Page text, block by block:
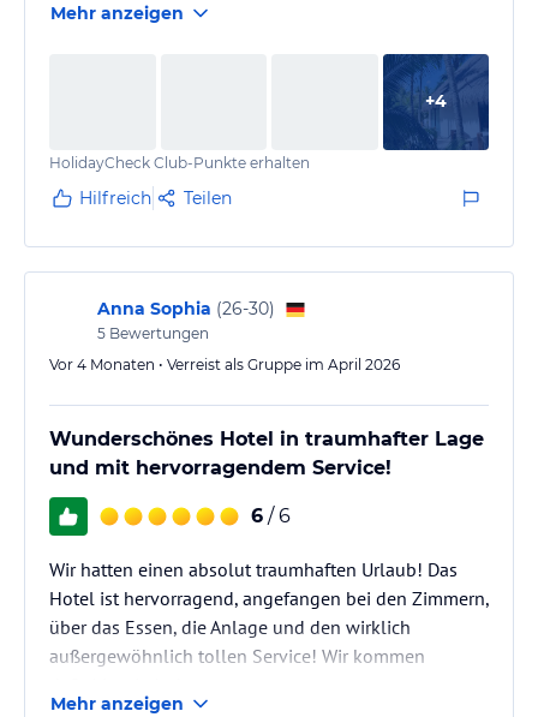
allerdings leider stark beschädigt und daher
Die Zimmer sind modern, sauber und alle mit
Meerblick – grundsätzlich sehr schön. Allerdings sind
sie spürbar feucht, was den Aufenthalt etwas
beeinträchtigt. Positiv sind auch die kleineren,
Mehr anzeigen
+4
HolidayCheck Club-Punkte erhalten
Hilfreich Teilen
Anna Sophia (26-30)
5 Bewertungen
Vor 4 Monaten • Verreist als Gruppe im April 2026
Wunderschönes Hotel in traumhafter Lage
und mit hervorragendem Service!
6 / 6
Wir hatten einen absolut traumhaften Urlaub! Das
Hotel ist hervorragend, angefangen bei den Zimmern,
über das Essen, die Anlage und den wirklich
außergewöhnlich tollen Service! Wir kommen
Mehr anzeigen